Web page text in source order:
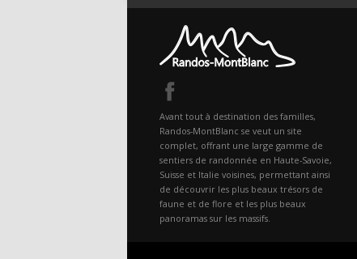
Avant tout à destination des familles,
Randos-MontBlanc se veut un site
complet, offrant une large gamme de
sentiers de randonnée en Haute-Savoie,
Suisse et Italie voisines, permettant ainsi
de découvrir les plus beaux trésors de
faune et de flore et les plus beaux
panoramas sur les massifs.